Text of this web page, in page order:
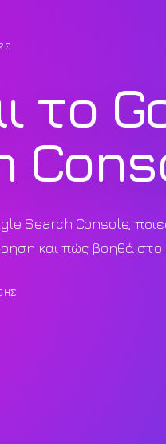
το
Search Console,
και πώς βοηθά στο